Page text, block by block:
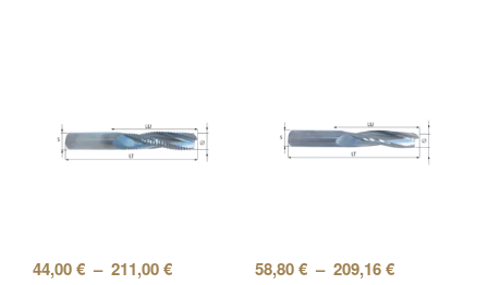
44,00€ – 211,00€ 58,80€ – 209,16€